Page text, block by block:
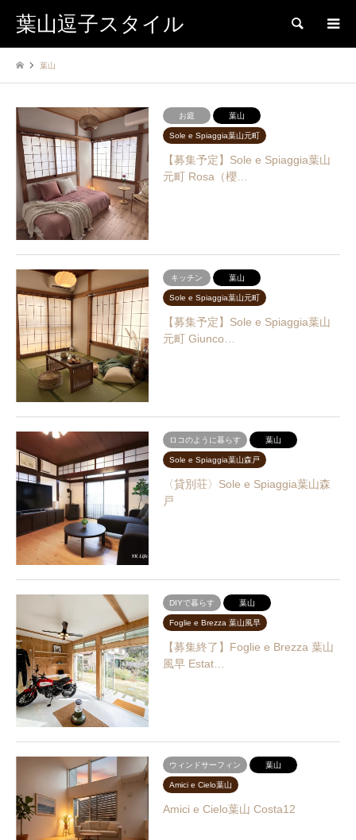
葉山逗子スタイル 検索
葉山
お庭 葉山
Sole e Spiaggia葉山元町
【募集予定】Sole e Spiaggia葉山
元町 Rosa（櫻…
キッチン 葉山
Sole e Spiaggia葉山元町
【募集予定】Sole e Spiaggia葉山
元町 Giunco…
ロコのように暮らす 葉山
Sole e Spiaggia葉山森戸
〈貸別荘〉Sole e Spiaggia葉山森
戸
DIYで暮らす 葉山
Foglie e Brezza 葉山風早
【募集終了】Foglie e Brezza 葉山
風早 Estat…
ウィンドサーフィン 葉山
Amici e Cielo葉山
Amici e Cielo葉山 Costa12